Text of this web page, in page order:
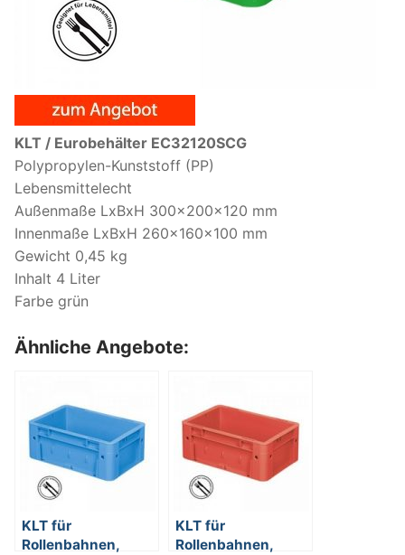
KLT / Eurobehälter EC32120SCG
Polypropylen-Kunststoff (PP)
Lebensmittelecht
Außenmaße LxBxH 300x200x120 mm
Innenmaße LxBxH 260x160x100 mm
Gewicht 0,45 kg
Inhalt 4 Liter
Farbe grün
Ähnliche Angebote:
KLT für
Rollenbahnen,
KLT für
Rollenbahnen,